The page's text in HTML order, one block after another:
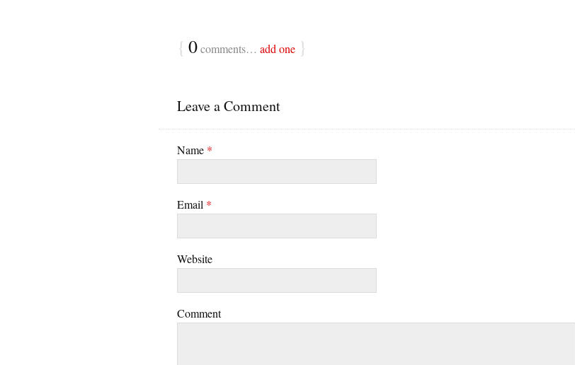
{ 0comments… add one }
Leave a Comment
Name *
Email *
Website
Comment